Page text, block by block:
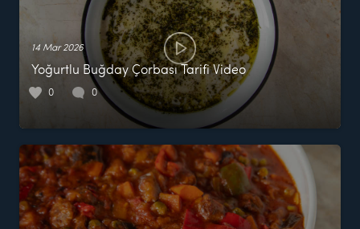
14 Mar 2026
Yoğurtlu Buğday Çorbası Tarifi Video
0 0